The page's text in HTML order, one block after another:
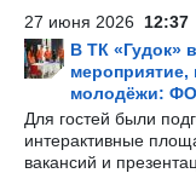
27 июня 2026 12:37
В ТК «Гудок»
мероприятие,
молодёжи:
Для гостей были
интерактивные
вакансий и